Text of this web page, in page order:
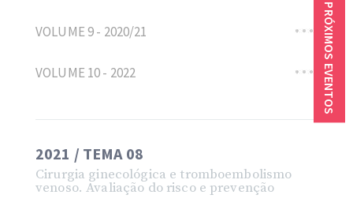
VOLUME 9 - 2020/21
VOLUME 10 - 2022
2021 / TEMA 08
Cirurgia ginecológica e tromboembolismo
venoso. Avaliação do risco e prevenção
PRÓXIMOS EVENTOS